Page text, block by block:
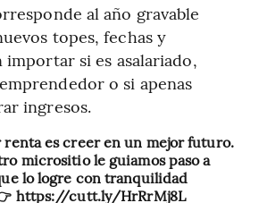
al año gravable
topes, fechas y
si es asalariado,
o si apenas
ingresos.
renta es creer en un mejor futuro.
micrositio le guiamos paso a
lo logre con tranquilidad
https://cutt.ly/HrRrMj8L